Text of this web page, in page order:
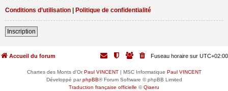
Conditions d’utilisation | Politique de confidentialité
Inscription
Accueil du forum Fuseau horaire sur UTC+02:00
Chartes des Monts d'OrPaul VINCENT| MSC Informatique Paul VINCENT
Développé parphpBB® Forum Software © phpBB Limited
Traduction française officielle ©Qiaeru